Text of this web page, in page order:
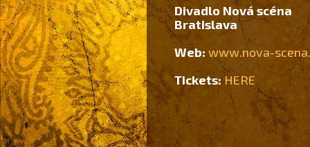
Divadlo Nová scéna
Bratislava
Web: www.nova-
Tickets: HERE